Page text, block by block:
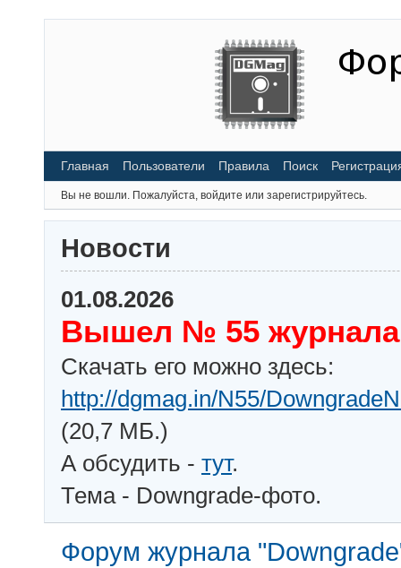
Главная Пользователи Правила Поиск
Вы не вошли. Пожалуйста, войдите или зарегистрируйтесь.
Новости
01.08.2026
Вышел № 55 журнала
Скачать его можно здесь:
http://dgmag.in/N55/
(20,7 МБ.)
А обсудить - тут.
Тема - Downgrade-фото.
Форум журнала